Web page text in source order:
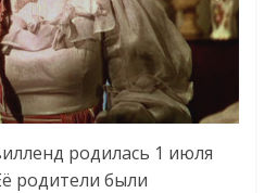
родилась 1 июля
родители были